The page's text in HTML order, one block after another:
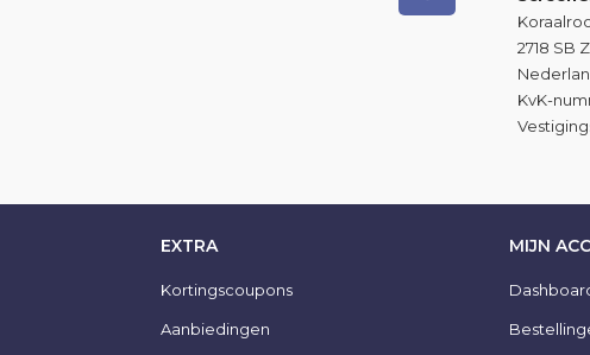
2718 SB
KvK-
EXTRA
Kortingscoupons
Aanbiedingen
MIJN